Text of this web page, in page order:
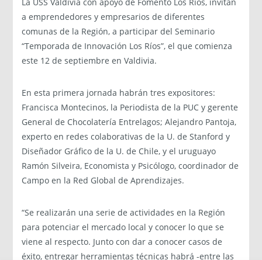
a emprendedores y empresarios de diferentes
comunas de la Región, a participar del Seminario
“Temporada de Innovación Los Ríos”, el que comienza
este 12 de septiembre en Valdivia.
En esta primera jornada habrán tres expositores:
Francisca Montecinos, la Periodista de la PUC y gerente
General de Chocolatería Entrelagos; Alejandro Pantoja,
experto en redes colaborativas de la U. de Stanford y
Diseñador Gráfico de la U. de Chile, y el uruguayo
Ramón Silveira, Economista y Psicólogo, coordinador de
Campo en la Red Global de Aprendizajes.
“Se realizarán una serie de actividades en la Región
para potenciar el mercado local y conocer lo que se
viene al respecto. Junto con dar a conocer casos de
éxito, entregar herramientas técnicas habrá -entre las